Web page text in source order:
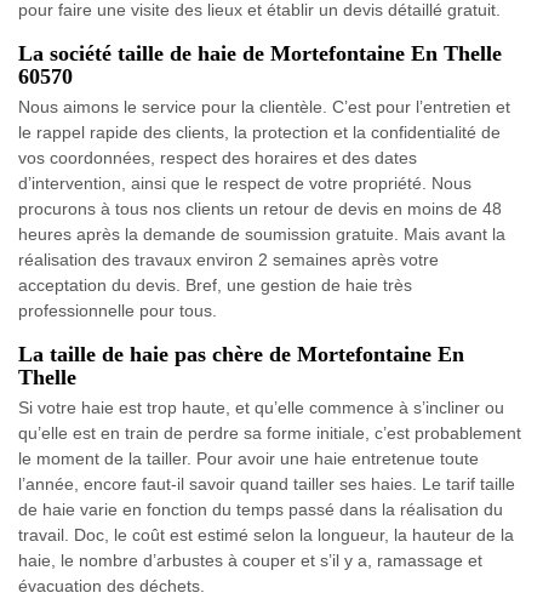
pour faire une visite des lieux et établir un devis détaillé gratuit.
La société taille de haie de Mortefontaine En Thelle
60570
Nous aimons le service pour la clientèle. C’est pour l’entretien et
le rappel rapide des clients, la protection et la confidentialité de
vos coordonnées, respect des horaires et des dates
d’intervention, ainsi que le respect de votre propriété. Nous
procurons à tous nos clients un retour de devis en moins de 48
heures après la demande de soumission gratuite. Mais avant la
réalisation des travaux environ 2 semaines après votre
acceptation du devis. Bref, une gestion de haie très
professionnelle pour tous.
La taille de haie pas chère de Mortefontaine En
Thelle
Si votre haie est trop haute, et qu’elle commence à s’incliner ou
qu’elle est en train de perdre sa forme initiale, c’est probablement
le moment de la tailler. Pour avoir une haie entretenue toute
l’année, encore faut-il savoir quand tailler ses haies. Le tarif taille
de haie varie en fonction du temps passé dans la réalisation du
travail. Doc, le coût est estimé selon la longueur, la hauteur de la
haie, le nombre d’arbustes à couper et s’il y a, ramassage et
évacuation des déchets.